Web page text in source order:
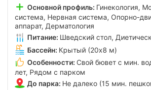
Основной профиль: Гинекология,
система, Нервная система, Опорно-
аппарат, Дерматология
Питание: Шведский стол,
Бассейн: Крытый (20х8 м)
Особенности: Свой бювет с мин.
лет, Рядом с парком
До парка: Не далеко (15 мин.